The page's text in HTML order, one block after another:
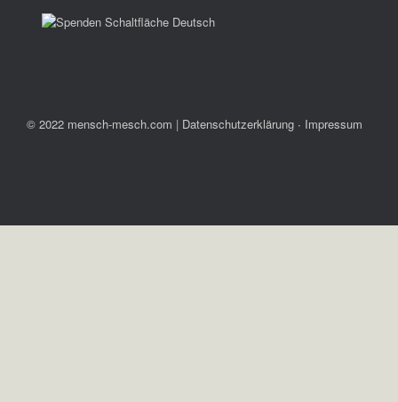
© 2022 mensch-mesch.com | Datenschutzerklärung ∙ Impressum